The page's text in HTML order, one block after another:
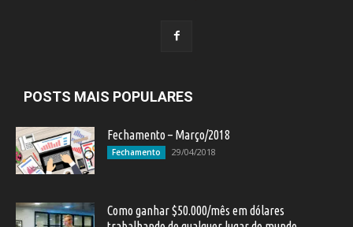
POSTS MAIS POPULARES
Fechamento – Março/2018
Fechamento 29/04/2018
Como ganhar $50.000/mês em dólares